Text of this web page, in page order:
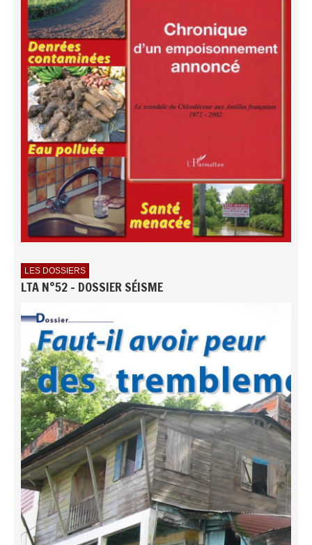
LES DOSSIERS
LTA N°52 - DOSSIER SÉISME